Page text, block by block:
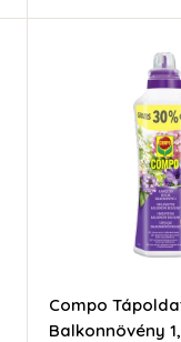
Compo
Balkonnövény